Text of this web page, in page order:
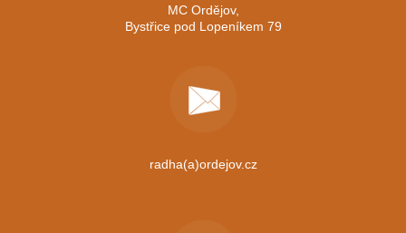
MC Ordějov,
Bystřice pod Lopeníkem 79
radha(a)ordejov.cz